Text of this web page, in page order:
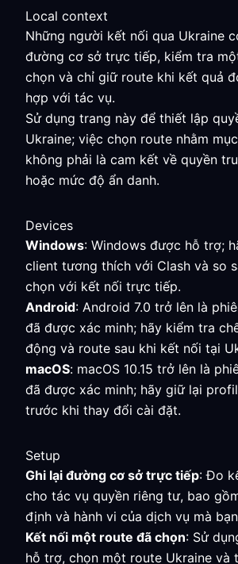
Local context
Những người kết nối qua Ukraine
đường cơ sở trực tiếp, kiểm tra
chọn và chỉ giữ route khi kết quả
hợp với tác vụ.
Sử dụng trang này để thiết lập
Ukraine; việc chọn route nhằm
không phải là cam kết về quyền
hoặc mức độ ẩn danh.
Devices
Windows: Windows được hỗ trợ;
client tương thích với Clash và so
chọn với kết nối trực tiếp.
Android: Android 7.0 trở lên là
đã được xác minh; hãy kiểm tra
động và route sau khi kết nối tại
macOS: macOS 10.15 trở lên là
đã được xác minh; hãy giữ lại
trước khi thay đổi cài đặt.
Setup
Ghi lại đường cơ sở trực tiếp: Đo
cho tác vụ quyền riêng tư, bao
định và hành vi của dịch vụ mà
Kết nối một route đã chọn: Sử
hỗ trợ, chọn một route Ukraine và